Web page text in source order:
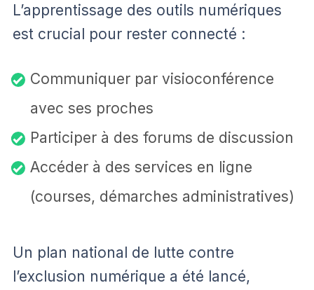
L’apprentissage des outils numériques
est crucial pour rester connecté :
Communiquer par visioconférence
avec ses proches
Participer à des forums de discussion
Accéder à des services en ligne
(courses, démarches administratives)
Un plan national de lutte contre
l’exclusion numérique a été lancé,